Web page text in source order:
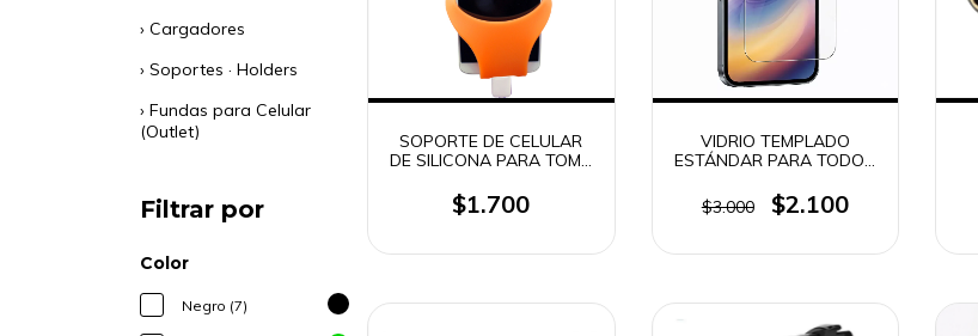
› Cargadores
› Soportes · Holders
› Fundas para Celular
(Outlet)
Filtrar por
Color
Negro (7)
SOPORTE DE CELULAR
DE SILICONA PARA TOMA
$1.700
VIDRIO TEMPLADO
ESTÁNDAR PARA TODOS
CELULARES (T)
$3.000 $2.100